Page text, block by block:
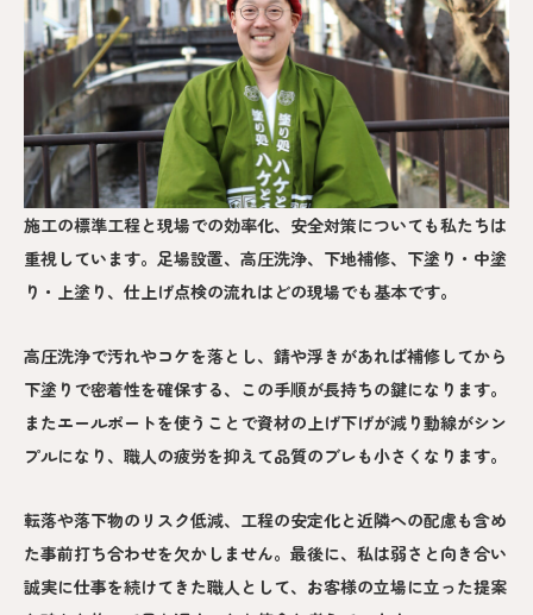
施工の標準工程と現場での効率化、安全対策についても私たちは
重視しています。足場設置、高圧洗浄、下地補修、下塗り・中塗
り・上塗り、仕上げ点検の流れはどの現場でも基本です。
高圧洗浄で汚れやコケを落とし、錆や浮きがあれば補修してから
下塗りで密着性を確保する、この手順が長持ちの鍵になります。
またエールポートを使うことで資材の上げ下げが減り動線がシン
プルになり、職人の疲労を抑えて品質のブレも小さくなります。
転落や落下物のリスク低減、工程の安定化と近隣への配慮も含め
た事前打ち合わせを欠かしません。最後に、私は弱さと向き合い
誠実に仕事を続けてきた職人として、お客様の立場に立った提案